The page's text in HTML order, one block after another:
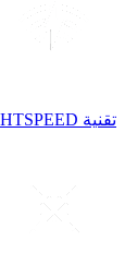
تقنية LIGHTSPEED